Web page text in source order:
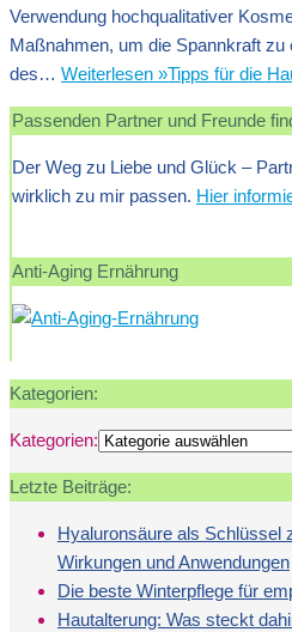
Verwendung hochqualitativer
Maßnahmen, um die Spannkraft zu
des… Weiterlesen »Tipps für die
Passenden Partner und Freunde
Der Weg zu Liebe und Glück –
wirklich zu mir passen. Hier
Anti-Aging Ernährung
Kategorien:
Kategorien:
Letzte Beiträge:
Hyaluronsäure als Schlüssel
Wirkungen und Anwendungen
Die beste Winterpflege für
Hautalterung: Was steckt